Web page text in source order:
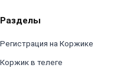
Разделы
Регистрация на Коржике
Коржик в телеге